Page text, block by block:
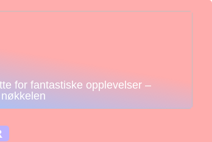
for fantastiske opplevelser –